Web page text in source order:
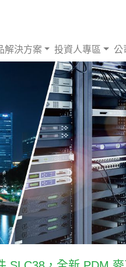
解決方案 投資人專區 公